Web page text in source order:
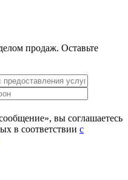
продаж. Оставьте
вы соглашаетесь
в соответствии с